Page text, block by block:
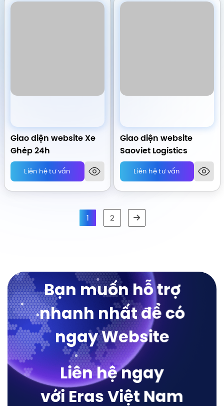
Giao diện website Xe
Ghép 24h
Liên hệ tư vấn
Giao diện website
Saoviet Logistics
Liên hệ tư vấn
1 2
Bạn muốn hỗ trợ
nhanh nhất để có
ngay Website
Liên hệ ngay
với Eras Việt Nam